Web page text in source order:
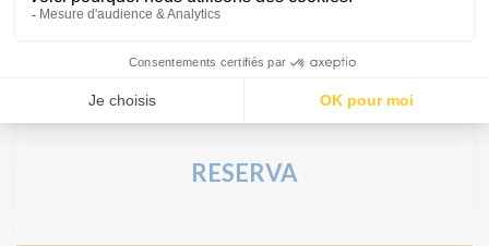
Una botella de vino superior para 2 personas (75cl)
2022 )
Una botella de agua mineral para 2 personas
RESERVA